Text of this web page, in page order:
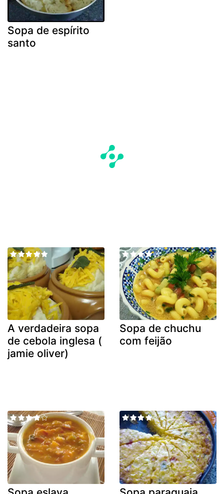
Sopa de espírito
santo
A verdadeira sopa
de cebola inglesa (
jamie oliver)
Sopa de chuchu
com feijão